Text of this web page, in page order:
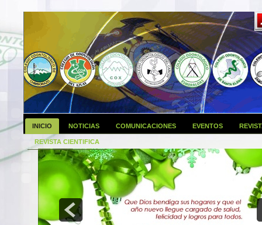
INICIO NOTICIAS COMUNICACIONES EVENTOS
REVISTA CIENTIFICA